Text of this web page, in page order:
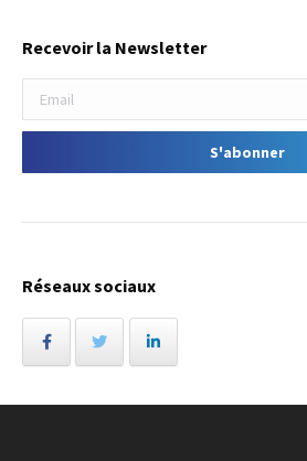
Recevoir la Newsletter
Réseaux sociaux